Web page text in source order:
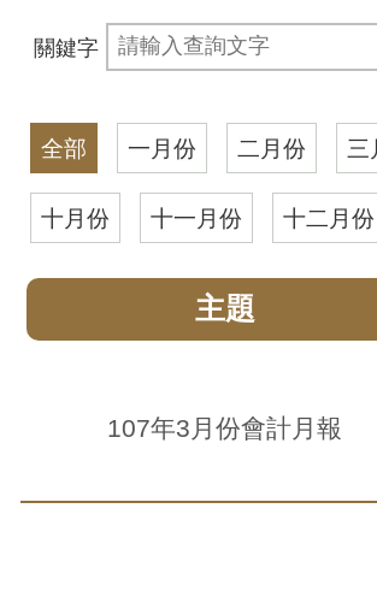
關鍵字
全部 一月份 二月份 三
十月份 十一月份 十二月份
主題
107年3月份會計月報